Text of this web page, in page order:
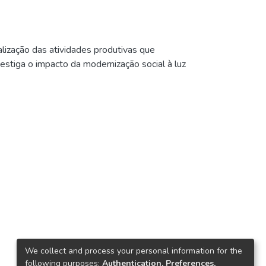
das atividades produtivas que
o impacto da modernização social à luz
We collect and process your personal information for the
following purposes: Authentication, Preferences,